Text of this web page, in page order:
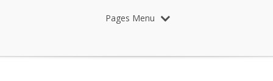
Pages Menu